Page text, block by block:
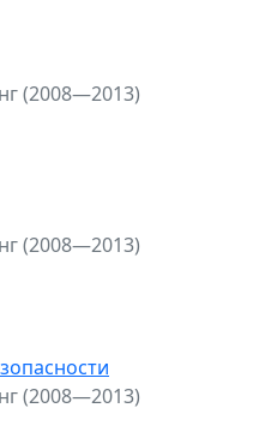
(2008—2013)
(2008—2013)
(2008—2013)